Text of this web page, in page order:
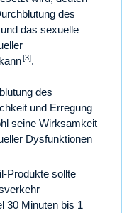
des
das sexuelle
[3].
des
und Erregung
seine Wirksamkeit
Dysfunktionen
Produkte sollte
30 Minuten bis 1